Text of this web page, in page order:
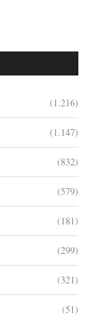
(1.216)
(1.147)
(832)
(579)
(181)
(299)
(321)
(51)